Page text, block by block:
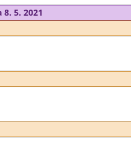
8. 5. 2021